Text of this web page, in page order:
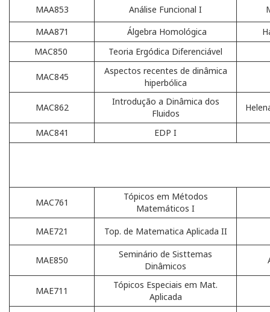
MAA853 Análise Funcional I
MAA871
Álgebra Homológica
MAC850
Teoria Ergódica Diferenciável
MAC845
Aspectos recentes de dinâmica
hiperbólica
MAC862
Introdução a Dinâmica dos
Fluidos
MAC841 EDP I
MAC761
Tópicos em Métodos
Matemáticos I
MAE721
Top. de Matematica Aplicada II
MAE850
Seminário de Sisttemas
Dinâmicos
MAE711
Tópicos Especiais em Mat.
Aplicada